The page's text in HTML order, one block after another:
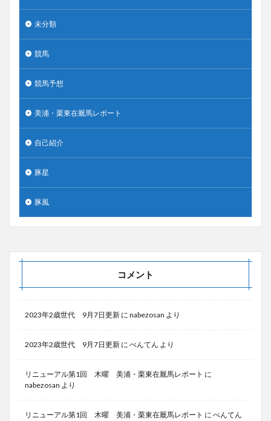
未分類
競馬
競馬予想
美浦・栗東在厩馬レポート
自己紹介
豚星
豚風
コメント
2023年2歳世代 9月7日更新 に nabezosan より
2023年2歳世代 9月7日更新 に べんてん より
リニューアル第1回 木曜 美浦・栗東在厩馬レポート に
nabezosan より
リニューアル第1回 木曜 美浦・栗東在厩馬レポート に べんてん